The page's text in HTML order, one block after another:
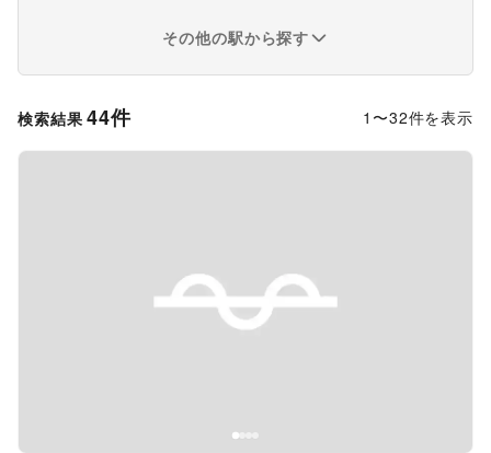
その他の駅から探す
検索結果 44件 1 〜32件を表示
Previous slide